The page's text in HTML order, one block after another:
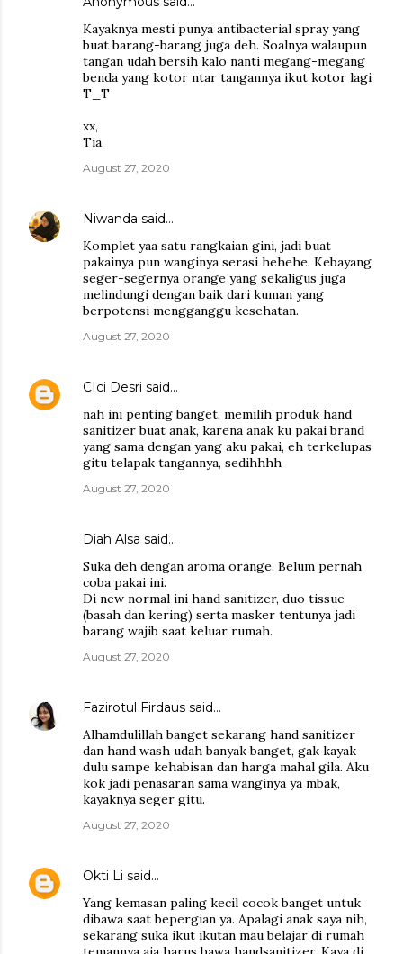
Kayaknya mesti punya antibacterial spray yang
buat barang-barang juga deh. Soalnya walaupun
tangan udah bersih kalo nanti megang-megang
benda yang kotor ntar tangannya ikut kotor lagi
T_T
xx,
Tia
August 27, 2020
Niwanda said…
Komplet yaa satu rangkaian gini, jadi buat
pakainya pun wanginya serasi hehehe. Kebayang
seger-segernya orange yang sekaligus juga
melindungi dengan baik dari kuman yang
berpotensi mengganggu kesehatan.
August 27, 2020
CIci Desri said…
nah ini penting banget, memilih produk hand
sanitizer buat anak, karena anak ku pakai brand
yang sama dengan yang aku pakai, eh terkelupas
gitu telapak tangannya, sedihhhh
August 27, 2020
Diah Alsa said…
Suka deh dengan aroma orange. Belum pernah
coba pakai ini.
Di new normal ini hand sanitizer, duo tissue
(basah dan kering) serta masker tentunya jadi
barang wajib saat keluar rumah.
August 27, 2020
Fazirotul Firdaus said…
Alhamdulillah banget sekarang hand sanitizer
dan hand wash udah banyak banget, gak kayak
dulu sampe kehabisan dan harga mahal gila. Aku
kok jadi penasaran sama wanginya ya mbak,
kayaknya seger gitu.
August 27, 2020
Okti Li said…
Yang kemasan paling kecil cocok banget untuk
dibawa saat bepergian ya. Apalagi anak saya nih,
sekarang suka ikut ikutan mau belajar di rumah